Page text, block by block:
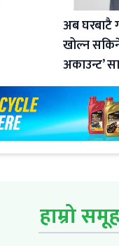
अब घरबाटै
खोल्न
अकाउन्ट’
हाम्रो